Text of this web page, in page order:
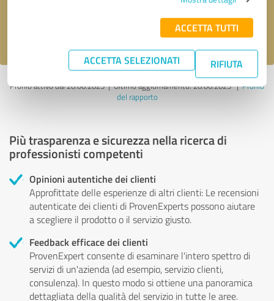
ACCETTA TUTTI
ACCETTA SELEZIONATI RIFIUTA
Profilo attivo dal 20.06.2025 |Ultimo aggiornamento: 20.06.2025|Profilo
del rapporto
Più trasparenza e sicurezza nella ricerca di
professionisti competenti
Opinioni autentiche dei clienti
Approfittate delle esperienze di altri clienti: Le recensioni
autenticate dei clienti di ProvenExperts possono aiutare
a scegliere il prodotto o il servizio giusto.
Feedback efficace dei clienti
ProvenExpert consente di esaminare l'intero spettro di
servizi di un'azienda (ad esempio, servizio clienti,
consulenza). In questo modo si ottiene una panoramica
dettagliata della qualità del servizio in tutte le aree.